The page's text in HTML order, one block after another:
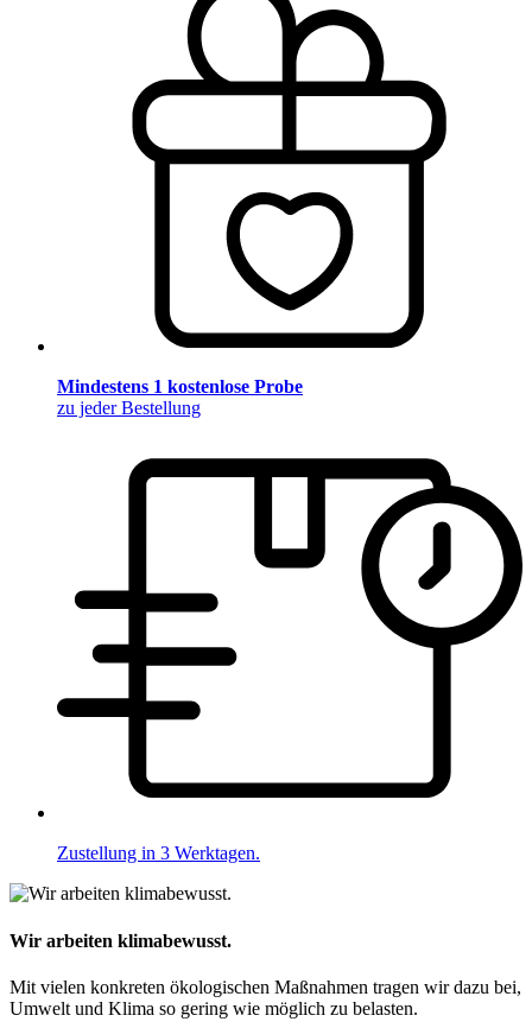
Mindestens 1 kostenlose Probe
zu jeder Bestellung
Zustellung in 3 Werktagen.
Wir arbeiten klimabewusst.
Mit vielen konkreten ökologischen Maßnahmen tragen wir dazu bei,
Umwelt und Klima so gering wie möglich zu belasten.